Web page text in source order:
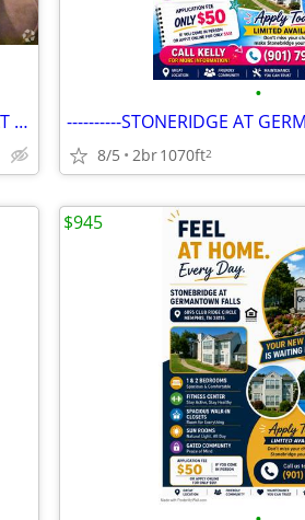
---YOUR NEW HOME IS WAITING FOR YOU AT STONERIDGE AT GERMANTOWN FALLS-
•
8/5 2br1070ft2
$945